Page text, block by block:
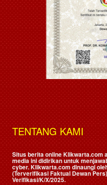
TENTANG KAMI
Situs berita online Klikwarta.com
media ini didirikan untuk
cyber. Klikwarta.com dinaungi
(Terverifikasi Faktual Dewan Pers)
Verifikasi/K/X/2025.